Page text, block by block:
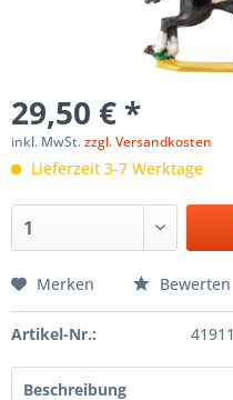
29,50 € *
inkl. MwSt.zzgl. Versandkosten
Lieferzeit 3-7 Werktage
Merken Bewerten
Artikel-Nr.: 41911
Beschreibung